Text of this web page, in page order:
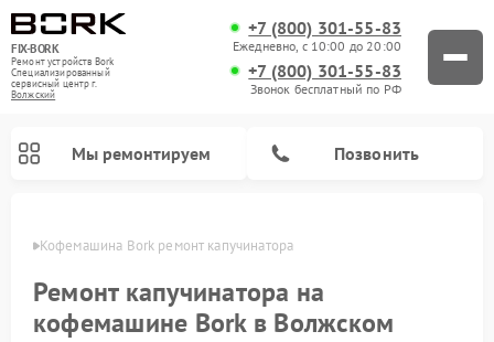
FIX-BORK
Ремонт устройств Bork
Специализированный
cервисный центр г.
Волжский
+7 (800) 301-55-83
Ежедневно, с 10:00 до 20:00
+7 (800) 301-55-83
Звонок бесплатный по РФ
Мы ремонтируем Позвонить
Кофемашина Bork ремонт капучинатора
Ремонт капучинатора на
кофемашине Bork в Волжском